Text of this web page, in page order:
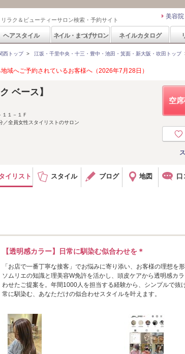
ラク＆ビューティーサロン検索・予約サイト 美容
ヘアスタイル ネイル・まつげサロン ネイルカタログ
西トップ> 江坂・千里中央・十三・豊中・池田・箕面・新大阪・吹田トップ
域へご予約されているお客様へ（2026年7月28日）
空
ベース】
１－１Ｆ
／全員女性スタイリストのサロン
イリスト スタイル ブログ 地図 口
【透明感カラー】日常に馴染む似合わせを＊
「お店で一番丁寧な接客」でお悩みに寄り添い、お客様の理想を
ソムリエの知識と理美容W免許を活かし、頭皮ケアから透明感カ
わせたご提案を。年間1000人を担当する経験から、シンプルで抜
常に馴染む、あなただけの似合わせスタイルを叶えます。